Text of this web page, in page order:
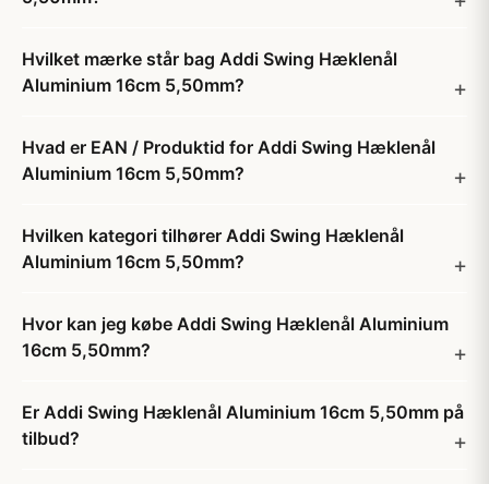
Hvilket mærke står bag Addi Swing Hæklenål
Aluminium 16cm 5,50mm?
Hvad er EAN / Produktid for Addi Swing Hæklenål
Aluminium 16cm 5,50mm?
Hvilken kategori tilhører Addi Swing Hæklenål
Aluminium 16cm 5,50mm?
Hvor kan jeg købe Addi Swing Hæklenål Aluminium
16cm 5,50mm?
Er Addi Swing Hæklenål Aluminium 16cm 5,50mm på
tilbud?